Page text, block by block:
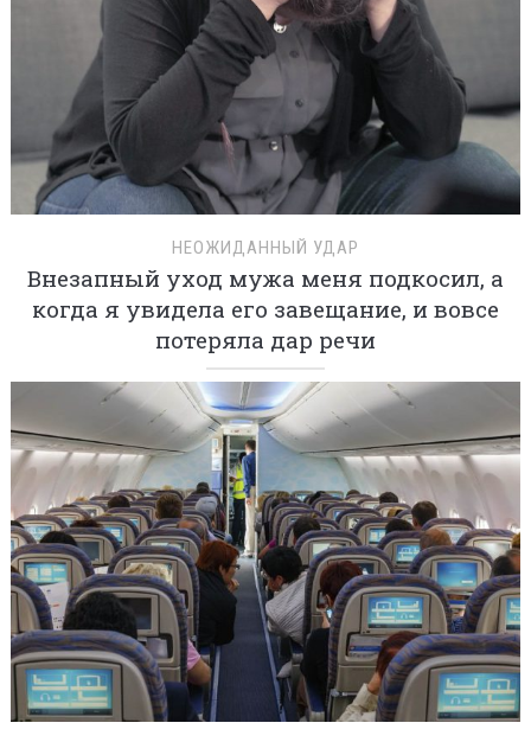
НЕОЖИДАННЫЙ УДАР
Внезапный уход мужа меня подкосил, а
когда я увидела его завещание, и вовсе
потеряла дар речи